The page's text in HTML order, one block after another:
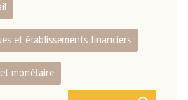
et établissements financiers
monétaire